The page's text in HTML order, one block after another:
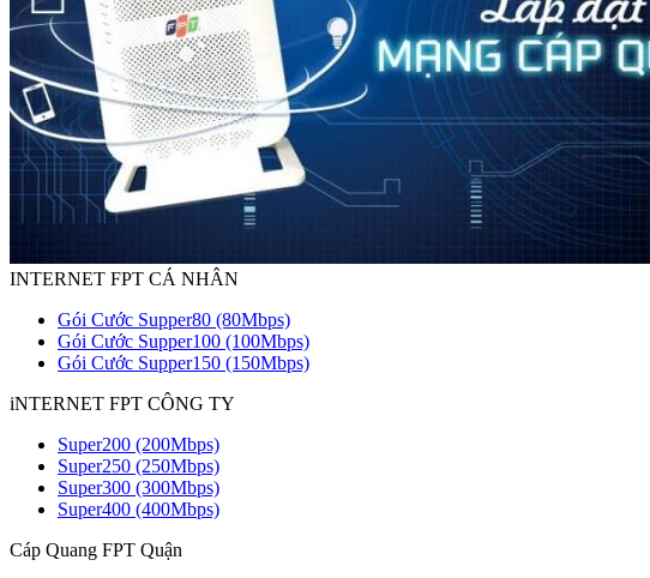
INTERNET FPT CÁ NHÂN
Gói Cước Supper80 (80Mbps)
Gói Cước Supper100 (100Mbps)
Gói Cước Supper150 (150Mbps)
iNTERNET FPT CÔNG TY
Super200 (200Mbps)
Super250 (250Mbps)
Super300 (300Mbps)
Super400 (400Mbps)
Cáp Quang FPT Quận